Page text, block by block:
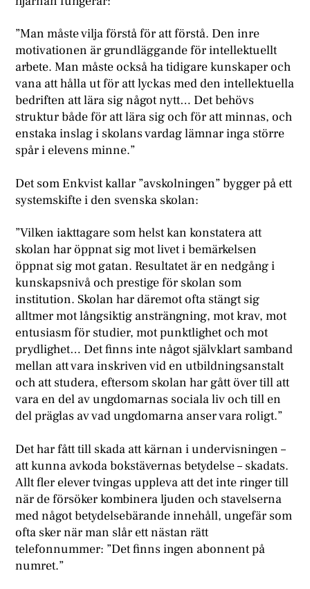
”Man måste vilja förstå för att förstå. Den inre
motivationen är grundläggande för intellektuellt
arbete. Man måste också ha tidigare kunskaper och
vana att hålla ut för att lyckas med den intellektuella
bedriften att lära sig något nytt… Det behövs
struktur både för att lära sig och för att minnas, och
enstaka inslag i skolans vardag lämnar inga större
spår i elevens minne.”
Det som Enkvist kallar ”avskolningen” bygger på ett
systemskifte i den svenska skolan:
”Vilken iakttagare som helst kan konstatera att
skolan har öppnat sig mot livet i bemärkelsen
öppnat sig mot gatan. Resultatet är en nedgång i
kunskapsnivå och prestige för skolan som
institution. Skolan har däremot ofta stängt sig
alltmer mot långsiktig ansträngning, mot krav, mot
entusiasm för studier, mot punktlighet och mot
prydlighet… Det finns inte något självklart samband
mellan att vara inskriven vid en utbildningsanstalt
och att studera, eftersom skolan har gått över till att
vara en del av ungdomarnas sociala liv och till en
del präglas av vad ungdomarna anser vara roligt.”
Det har fått till skada att kärnan i undervisningen –
att kunna avkoda bokstävernas betydelse – skadats.
Allt fler elever tvingas uppleva att det inte ringer till
när de försöker kombinera ljuden och stavelserna
med något betydelsebärande innehåll, ungefär som
ofta sker när man slår ett nästan rätt
telefonnummer: ”Det finns ingen abonnent på
numret.”